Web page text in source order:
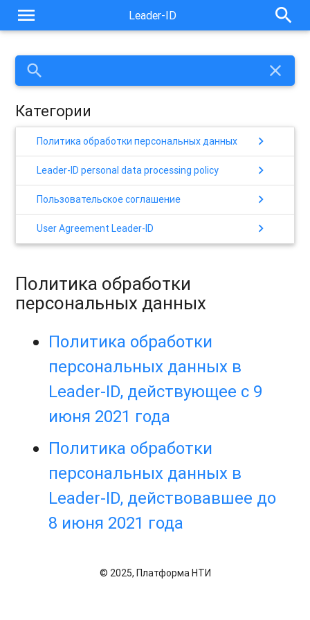
menu Leader-ID search
search close
Категории
Политика обработки персональных данных chevron_right
Leader-ID personal data processing policy chevron_right
Пользовательское соглашение chevron_right
User Agreement Leader-ID chevron_right
Политика обработки
персональных данных
Политика обработки
персональных данных в
Leader-ID, действующее с 9
июня 2021 года
Политика обработки
персональных данных в
Leader-ID, действовавшее до
8 июня 2021 года
© 2025, Платформа НТИ